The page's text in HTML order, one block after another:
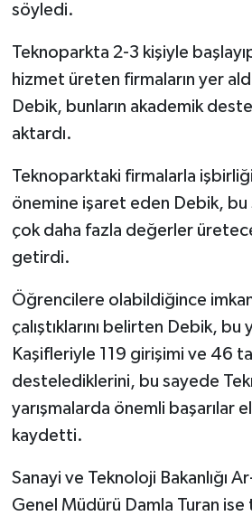
söyledi.
Teknoparkta 2-3 kişiyle
hizmet üreten firmaların yer
Debik, bunların akademik
aktardı.
Teknoparktaki firmalarla
önemine işaret eden Debik, bu
çok daha fazla değerler
getirdi.
Öğrencilere olabildiğince
çalıştıklarını belirten Debik, bu
Kaşifleriyle 119 girişimi ve 46
destelediklerini, bu sayede
yarışmalarda önemli başarılar
kaydetti.
Sanayi ve Teknoloji Bakanlığı
Genel Müdürü Damla Turan